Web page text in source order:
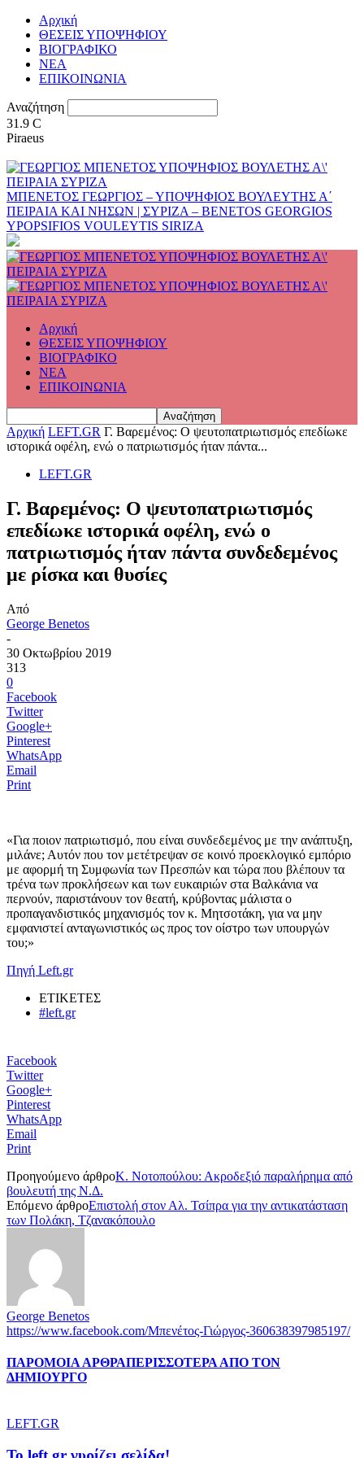
Αρχική
ΘΕΣΕΙΣ ΥΠΟΨΗΦΙΟΥ
ΒΙΟΓΡΑΦΙΚΟ
ΝΕΑ
ΕΠΙΚΟΙΝΩΝΙΑ
Αναζήτηση
31.9 C
Piraeus
ΜΠΕΝΕΤΟΣ ΓΕΩΡΓΙΟΣ – ΥΠΟΨΗΦΙΟΣ ΒΟΥΛΕΥΤΗΣ Α΄
ΠΕΙΡΑΙΑ ΚΑΙ ΝΗΣΩΝ | ΣΥΡΙΖΑ – BENETOS GEORGIOS
YPOPSIFIOS VOULEYTIS SIRIZA
Αρχική
ΘΕΣΕΙΣ ΥΠΟΨΗΦΙΟΥ
ΒΙΟΓΡΑΦΙΚΟ
ΝΕΑ
ΕΠΙΚΟΙΝΩΝΙΑ
Αρχική LEFT.GR Γ. Βαρεμένος: Ο ψευτοπατριωτισμός επεδίωκε
ιστορικά οφέλη, ενώ ο πατριωτισμός ήταν πάντα...
LEFT.GR
Γ. Βαρεμένος: Ο ψευτοπατριωτισμός
επεδίωκε ιστορικά οφέλη, ενώ ο
πατριωτισμός ήταν πάντα συνδεδεμένος
με ρίσκα και θυσίες
Από
George Benetos
-
30 Οκτωβρίου 2019
313
0
Facebook
Twitter
Google+
Pinterest
WhatsApp
Email
Print
«Για ποιον πατριωτισμό, που είναι συνδεδεμένος με την ανάπτυξη,
μιλάνε; Αυτόν που τον μετέτρεψαν σε κοινό προεκλογικό εμπόριο
με αφορμή τη Συμφωνία των Πρεσπών και τώρα που βλέπουν τα
τρένα των προκλήσεων και των ευκαιριών στα Βαλκάνια να
περνούν, παριστάνουν τον θεατή, κρύβοντας μάλιστα ο
προπαγανδιστικός μηχανισμός τον κ. Μητσοτάκη, για να μην
εμφανιστεί ανταγωνιστικός ως προς τον οίστρο των υπουργών
του;»
Πηγή Left.gr
ΕΤΙΚΕΤΕΣ
#left.gr
Facebook
Twitter
Google+
Pinterest
WhatsApp
Email
Print
Προηγούμενο άρθροΚ. Νοτοπούλου: Ακροδεξιό παραλήρημα από
βουλευτή της Ν.Δ.
Επόμενο άρθροΕπιστολή στον Αλ. Τσίπρα για την αντικατάσταση
των Πολάκη, Τζανακόπουλο
George Benetos
https://www.facebook.com/Μπενέτος-Γιώργος-360638397985197/
ΠΑΡΟΜΟΙΑ ΑΡΘΡΑΠΕΡΙΣΣΟΤΕΡΑ ΑΠΟ ΤΟΝ
ΔΗΜΙΟΥΡΓΟ
LEFT.GR